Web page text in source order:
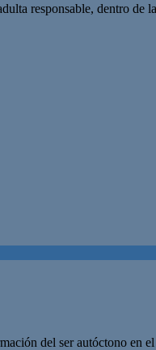
responsable, dentro de
del ser autóctono en